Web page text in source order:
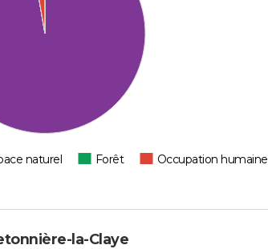
naturel Forêt
Occupation humaine
la-Claye